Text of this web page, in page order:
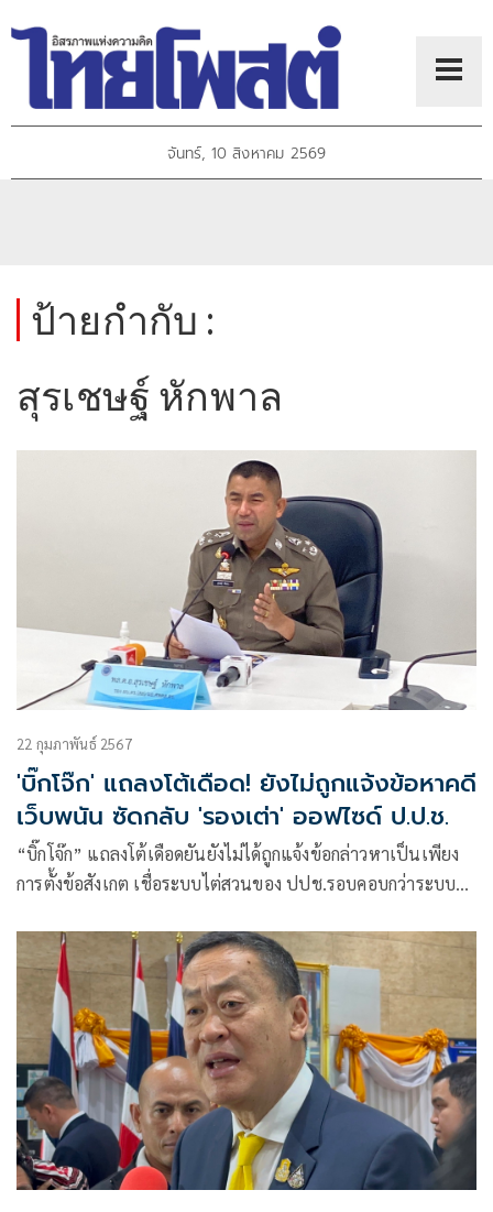
จันทร์, 10 สิงหาคม 2569
ป้ายกำกับ :
สุรเชษฐ์ หักพาล
22 กุมภาพันธ์ 2567
'บิ๊กโจ๊ก' แถลงโต้เดือด! ยังไม่ถูกแจ้งข้อหาคดี
เว็บพนัน ซัดกลับ 'รองเต่า' ออฟไซด์ ป.ป.ช.
“บิ๊กโจ๊ก” แถลงโต้เดือดยันยังไม่ได้ถูกแจ้งข้อกล่าวหาเป็นเพียง
การตั้งข้อสังเกต เชื่อระบบไต่สวนของ ปปช.รอบคอบกว่าระบบ